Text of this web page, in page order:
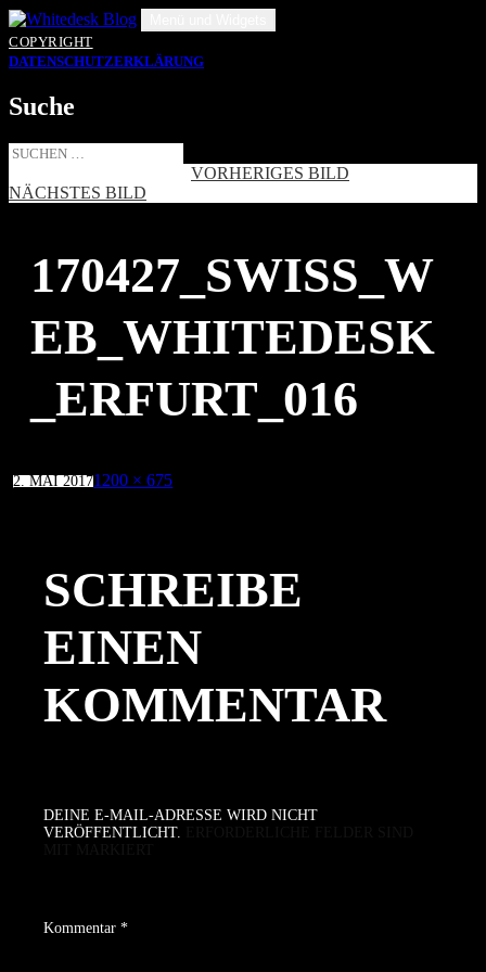
Zum
Inhalt
springen
COPYRIGHT
DATENSCHUTZERKLÄRUNG
Suche
Suche
VORHERIGES BILD
NÄCHSTES BILD
170427_SWISS_W
EB_WHITEDESK
_ERFURT_016
Veröffentlicht
am
2. MAI 2017Volle
1200 × 675
SCHREIBE
EINEN
KOMMENTAR
DEINE E-MAIL-ADRESSE WIRD NICHT
VERÖFFENTLICHT.
Kommentar *